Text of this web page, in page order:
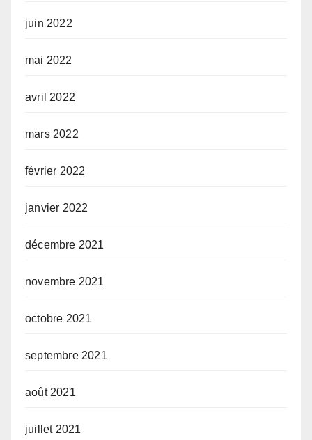
juin 2022
mai 2022
avril 2022
mars 2022
février 2022
janvier 2022
décembre 2021
novembre 2021
octobre 2021
septembre 2021
août 2021
juillet 2021